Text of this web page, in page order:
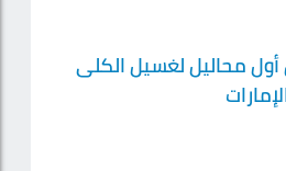
أول محاليل لغسيل الكلى